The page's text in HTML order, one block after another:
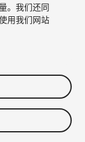
。我们还同
用我们网站